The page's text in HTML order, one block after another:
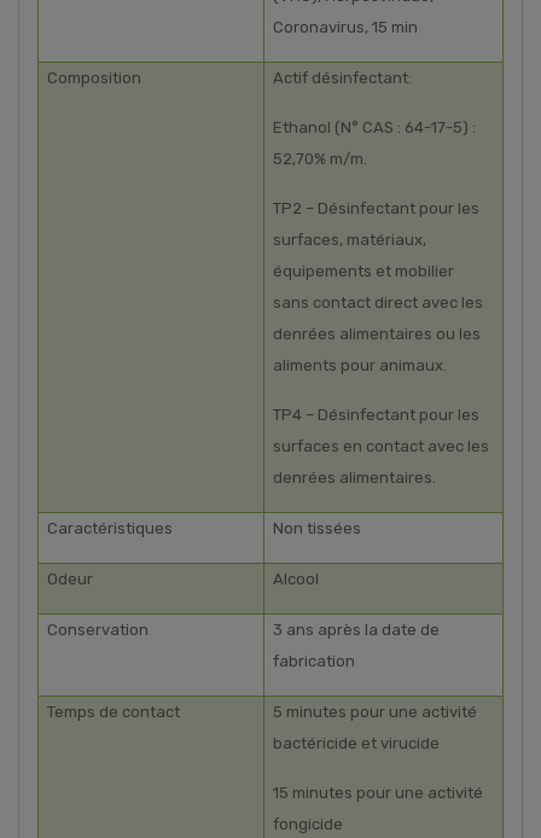
Coronavirus, 15 min
Composition Actif désinfectant:
Ethanol (N° CAS : 64-17-5) :
52,70% m/m.
TP2 – Désinfectant pour les
surfaces, matériaux,
équipements et mobilier
sans contact direct avec les
denrées alimentaires ou les
aliments pour animaux.
TP4 – Désinfectant pour les
surfaces en contact avec les
denrées alimentaires.
Caractéristiques Non tissées
Odeur Alcool
Conservation
3 ans après la date de
fabrication
Temps de contact
5 minutes pour une activité
bactéricide et virucide
15 minutes pour une activité
fongicide